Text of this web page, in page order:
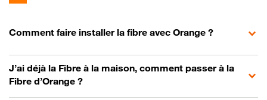
Comment faire installer la fibre avec Orange ?
J’ai déjà la Fibre à la maison, comment passer à la
Fibre d’Orange ?